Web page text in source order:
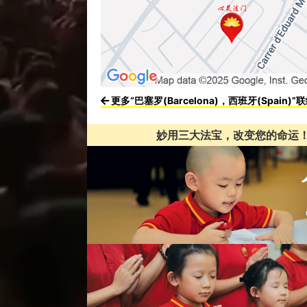
更多“巴塞罗(Barcelona)，西班牙(Spain)”
妙用三大法宝，改变您的命运